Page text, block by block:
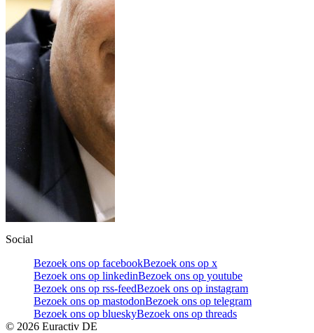
Social
Bezoek ons op facebookBezoek ons op x
Bezoek ons op linkedinBezoek ons op youtube
Bezoek ons op rss-feedBezoek ons op instagram
Bezoek ons op mastodonBezoek ons op telegram
Bezoek ons op blueskyBezoek ons op threads
© 2026 Euractiv DE